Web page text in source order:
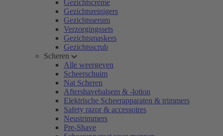
Gezichtscrème
Gezichtsreinigers
Gezichtsserum
Verzorgingssets
Gezichtsmaskers
Gezichtsscrub
Scheren
Alle weergeven
Scheerschuim
Nat Scheren
Aftershavebalsem & -lotion
Elektrische Scheerapparaten & trimmers
Safety razor & accessoires
Neustrimmers
Pre-Shave